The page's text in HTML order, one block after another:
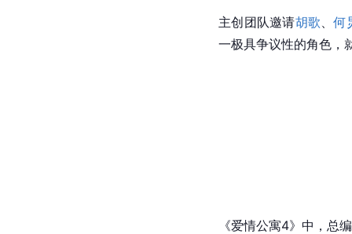
主创团队邀请胡歌、何
一极具争议性的角色，
《爱情公寓4》中，总